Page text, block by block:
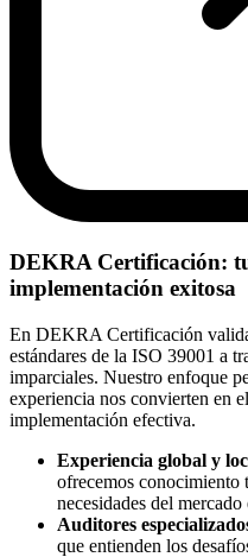
DEKRA Certificación:
implementación exitosa
En DEKRA Certificación
estándares de la ISO 39001 a
imparciales. Nuestro enfoque
experiencia nos convierten en
implementación efectiva.
Experiencia global y
ofrecemos conocimiento
necesidades del mercado
Auditores
que entienden los